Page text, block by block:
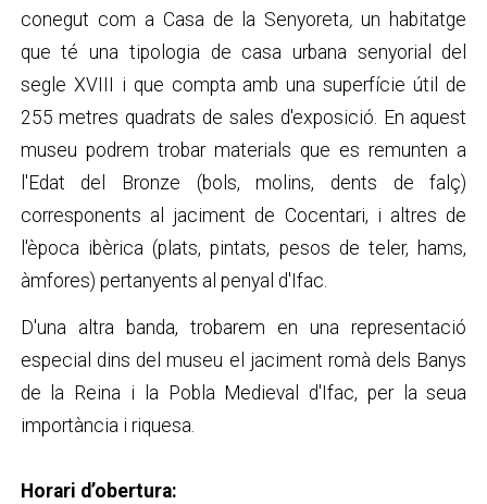
conegut com a Casa de la Senyoreta, un habitatge
que té una tipologia de casa urbana senyorial del
segle XVIII i que compta amb una superfície útil de
255 metres quadrats de sales d'exposició. En aquest
museu podrem trobar materials que es remunten a
l'Edat del Bronze (bols, molins, dents de falç)
corresponents al jaciment de Cocentari, i altres de
l'època ibèrica (plats, pintats, pesos de teler, hams,
àmfores) pertanyents al penyal d'Ifac.
D'una altra banda, trobarem en una representació
especial dins del museu el jaciment romà dels Banys
de la Reina i la Pobla Medieval d'Ifac, per la seua
importància i riquesa.
Horari d’obertura: